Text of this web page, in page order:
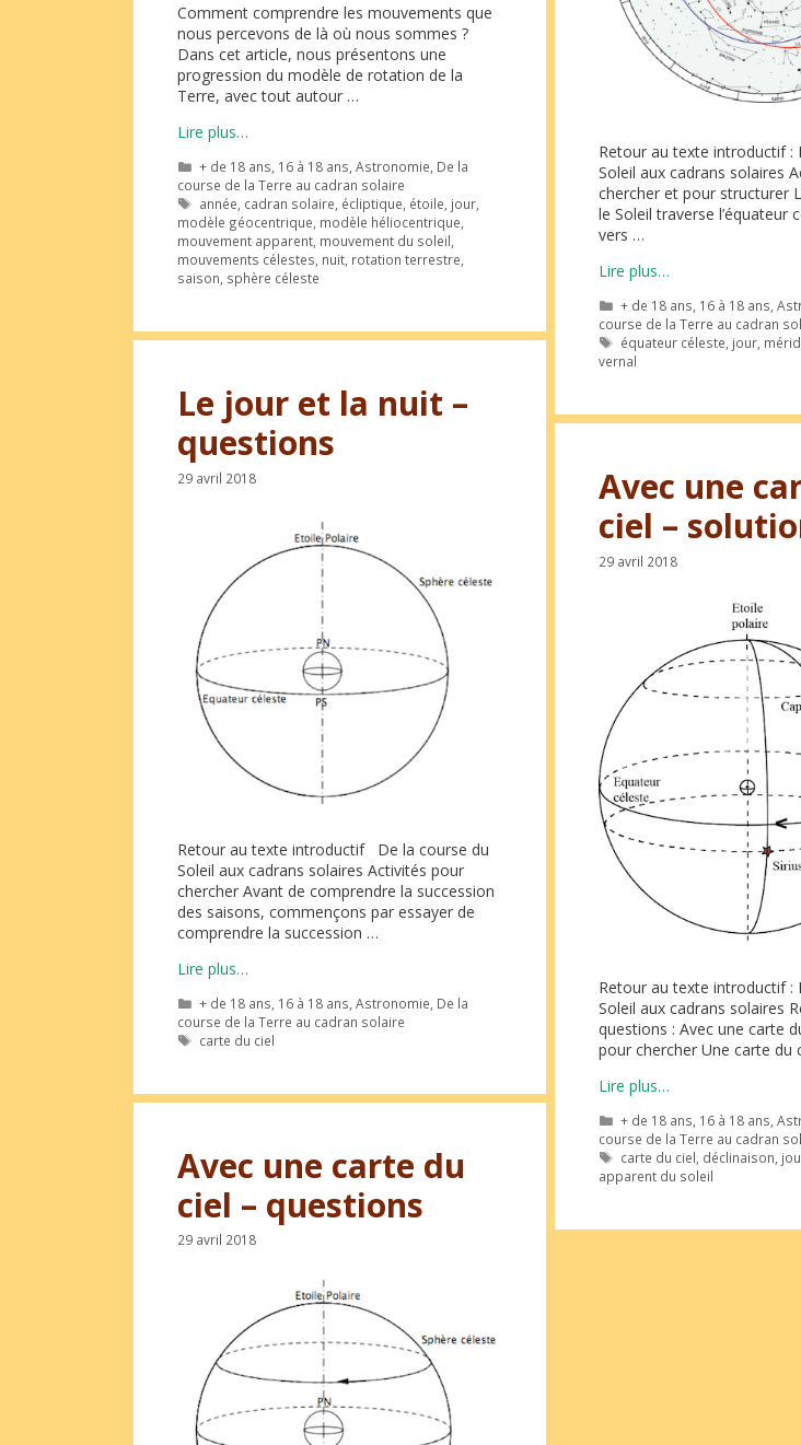
Comment comprendre les mouvements que
nous percevons de là où nous sommes ?
Dans cet article, nous présentons une
progression du modèle de rotation de la
Terre, avec tout autour …
Lire plus…
Catégories
+ de 18 ans 16 à 18 ans ,Astronomie De la
course de la Terre au cadran solaire
Étiquettes
année cadran solaire écliptique étoile jour
modèle géocentrique modèle héliocentrique
mouvement apparent mouvement du soleil
mouvements célestes nuit rotation terrestre
saison sphère céleste
Retour au texte introductif :
Soleil aux cadrans solaires
chercher et pour structurer
le Soleil traverse l’équateur
vers …
Lire plus…
Catégories
+ de 18 ans 16 à 18 ans ,
course de la Terre au cadran
Étiquettes
équateur céleste jour
vernal
Le jour et la nuit –
questions
29 avril 2018
Retour au texte introductif De la course du
Soleil aux cadrans solaires Activités pour
chercher Avant de comprendre la succession
des saisons, commençons par essayer de
comprendre la succession …
Lire plus…
Catégories
+ de 18 ans 16 à 18 ans ,Astronomie De la
course de la Terre au cadran solaire
Étiquettes
carte du ciel
Avec une
ciel –
29 avril 2018
Retour au texte introductif :
Soleil aux cadrans solaires
questions : Avec une carte
pour chercher Une carte du
Lire plus…
Catégories
+ de 18 ans 16 à 18 ans ,
course de la Terre au cadran
Étiquettes
carte du ciel déclinaison
apparent du soleil
Avec une carte du
ciel – questions
29 avril 2018